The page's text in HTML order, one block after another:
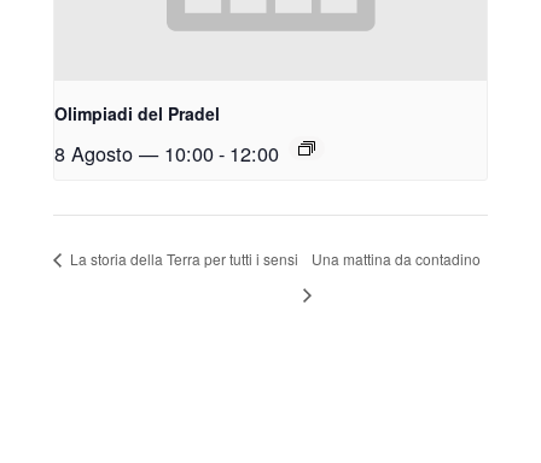
Olimpiadi del Pradel
8 Agosto — 10:00- 12:00
La storia della Terra per tutti i sensi Una mattina da contadino